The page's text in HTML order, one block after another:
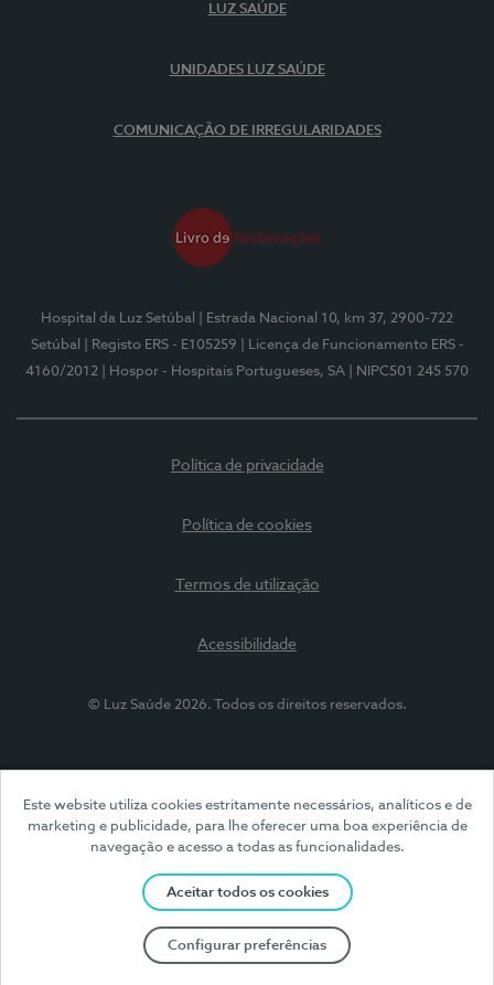
Este website utiliza cookies estritamente necessários, analíticos e de
marketing e publicidade, para lhe oferecer uma boa experiência de
navegação e acesso a todas as funcionalidades.
Aceitar todos os cookies
Configurar preferências
LUZ SAÚDE
UNIDADES LUZ SAÚDE
COMUNICAÇÃO DE IRREGULARIDADES
Hospital da Luz Setúbal
| Estrada Nacional 10, km 37, 2900-722
Setúbal
| Registo ERS - E105259
| Licença de Funcionamento ERS -
4160/2012
| Hospor - Hospitais Portugueses, SA | NIPC501 245 570
Política de privacidade
Política de cookies
Termos de utilização
Acessibilidade
© Luz Saúde 2026. Todos os direitos reservados.